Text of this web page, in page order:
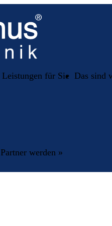
Leistungen für Sie Das sind
Partner werden »